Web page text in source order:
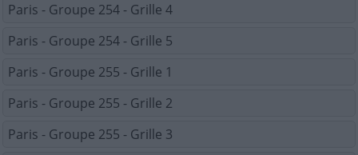
Paris - Groupe 254 - Grille 4
Paris - Groupe 254 - Grille 5
Paris - Groupe 255 - Grille 1
Paris - Groupe 255 - Grille 2
Paris - Groupe 255 - Grille 3